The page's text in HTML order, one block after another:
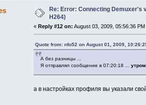
Re: Error: Connecting Demuxer's
H264)
« Reply #12 on: August 03, 2009, 05:56:36 PM
Quote from: nfo52 on August 01, 2009,
А без разницы ...
Я отправлял сообщение в 07:20:18 ... утром.
а в настройках профиля вы указали